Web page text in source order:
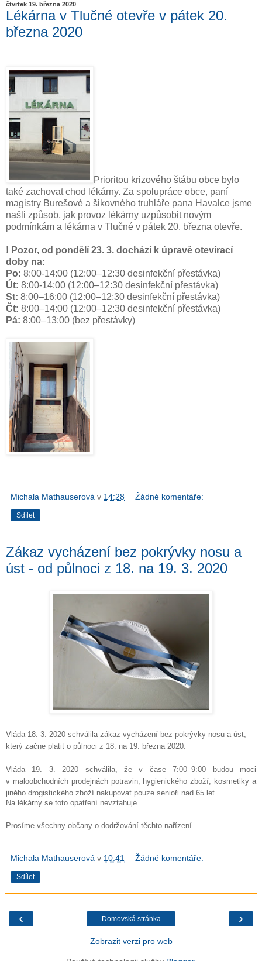
čtvrtek 19. března 2020
Lékárna v Tlučné otevře v pátek 20.
března 2020
Prioritou krizového štábu obce bylo
také zachovat chod lékárny. Za spolupráce obce, paní
magistry Burešové a šikovného truhláře pana Havalce jsme
našli způsob, jak provoz lékárny uzpůsobit novým
podmínkám a lékárna v Tlučné v pátek 20. března otevře.
! Pozor, od pondělí 23. 3. dochází k úpravě otevírací
doby na:
Po: 8:00-14:00 (12:00–12:30 desinfekční přestávka)
Út: 8:00-14:00 (12:00–12:30 desinfekční přestávka)
St: 8:00–16:00 (12:00–12:30 desinfekční přestávka)
Čt: 8:00–14:00 (12:00–12:30 desinfekční přestávka)
Pá: 8:00–13:00 (bez přestávky)
Michala Mathauserová v 14:28 Žádné komentáře:
Sdílet
Zákaz vycházení bez pokrývky nosu a
úst - od půlnoci z 18. na 19. 3. 2020
Vláda 18. 3. 2020 schválila zákaz vycházení bez pokrývky nosu a úst,
který začne platit o půlnoci z 18. na 19. března 2020.
Vláda 19. 3. 2020 schválila, že v čase 7:00–9:00 budou moci
v maloobchodních prodejnách potravin, hygienického zboží, kosmetiky a
jiného drogistického zboží nakupovat pouze senioři nad 65 let.
Na lékárny se toto opatření nevztahuje.
Prosíme všechny občany o dodržování těchto nařízení.
Michala Mathauserová v 10:41 Žádné komentáře:
Sdílet
‹ ›
Domovská stránka
Zobrazit verzi pro web